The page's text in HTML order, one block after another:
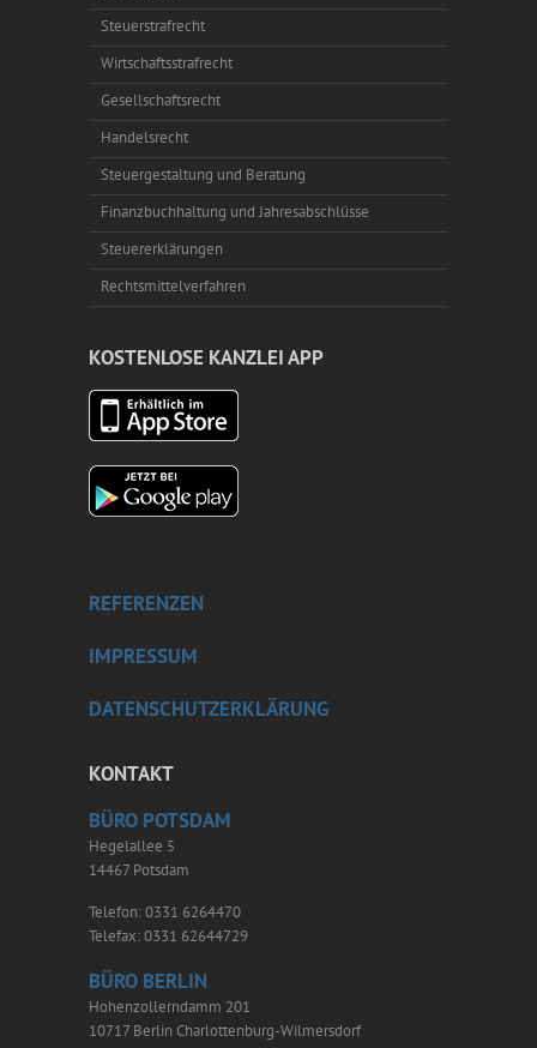
Steuerstrafrecht
Wirtschaftsstrafrecht
Gesellschaftsrecht
Handelsrecht
Steuergestaltung und Beratung
Finanzbuchhaltung und Jahresabschlüsse
Steuererklärungen
Rechtsmittelverfahren
KOSTENLOSE KANZLEI APP
REFERENZEN
IMPRESSUM
DATENSCHUTZERKLÄRUNG
KONTAKT
BÜRO POTSDAM
Hegelallee 5
14467 Potsdam
Telefon: 0331 6264470
Telefax: 0331 62644729
BÜRO BERLIN
Hohenzollerndamm 201
10717 Berlin Charlottenburg-Wilmersdorf